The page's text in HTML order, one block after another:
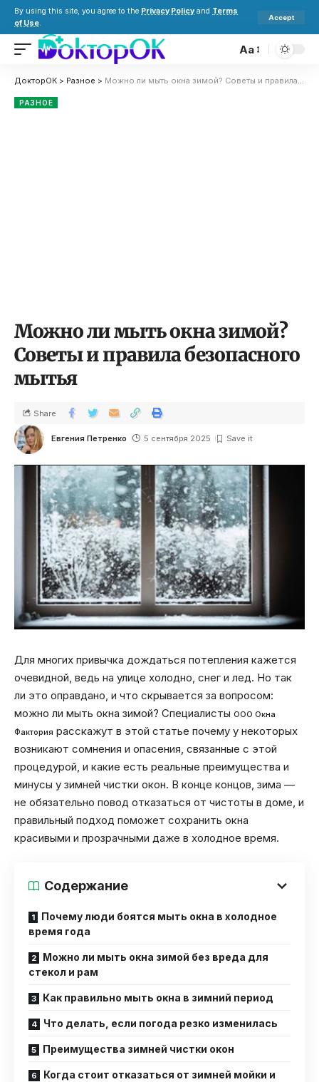
By using this site, you agree to the Privacy Policy and Terms
of Use.
Accept
Aa
ДокторОК > Разное > Можно ли мыть окна зимой? Советы и правила безопасного мытья
РАЗНОЕ
Можно ли мыть окна зимой?
Советы и правила безопасного
мытья
Евгения Петренко 5 сентября 2025
Share
Для многих привычка дождаться потепления кажется
очевидной, ведь на улице холодно, снег и лед. Но так
ли это оправдано, и что скрывается за вопросом:
можно ли мыть окна зимой? Специалисты ООО Окна
Фактория расскажут в этой статье почему у некоторых
возникают сомнения и опасения, связанные с этой
процедурой, и какие есть реальные преимущества и
минусы у зимней чистки окон. В конце концов, зима —
не обязательно повод отказаться от чистоты в доме, и
правильный подход поможет сохранить окна
красивыми и прозрачными даже в холодное время.
Содержание
Почему люди боятся мыть окна в холодное
время года
Можно ли мыть окна зимой без вреда для
стекол и рам
Как правильно мыть окна в зимний период
Что делать, если погода резко изменилась
Преимущества зимней чистки окон
Когда стоит отказаться от зимней мойки и